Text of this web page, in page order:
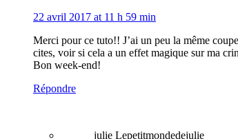
22 avril 2017 at 11 h 59 min
Merci pour ce tuto!! J’ai un peu la même
cites, voir si cela a un effet magique sur ma
Bon week-end!
Répondre
julie Lepetitmondedejulie